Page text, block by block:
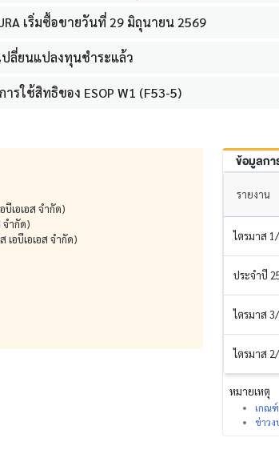
เริ่มซื้อขายวันที่ 29 มิถุนายน 2569
ปลี่ยนแปลงทุนชำระแล้ว
รใช้สิทธิของ ESOP W1 (F53-5)
เอเอส จำกัด)
จำกัด)
อบีเอเอส จำกัด)
ข้อมูลกา
รายงาน
ไตรมาส
ประจำปี
ไตรมาส
ไตรมาส
หมายเหตุ
เกณ
ข่าวง